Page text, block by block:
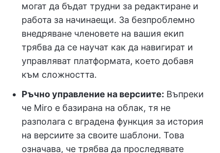
могат да бъдат трудни за редактиране и
работа за начинаещи. За безпроблемно
внедряване членовете на вашия екип
трябва да се научат как да навигират и
управляват платформата, което добавя
към сложността.
Ръчно управление на версиите: Въпреки
че Miro е базирана на облак, тя не
разполага с вградена функция за история
на версиите за своите шаблони. Това
означава, че трябва да проследявате